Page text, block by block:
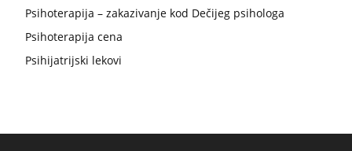
Psihoterapija – zakazivanje kod Dečijeg psihologa
Psihoterapija cena
Psihijatrijski lekovi